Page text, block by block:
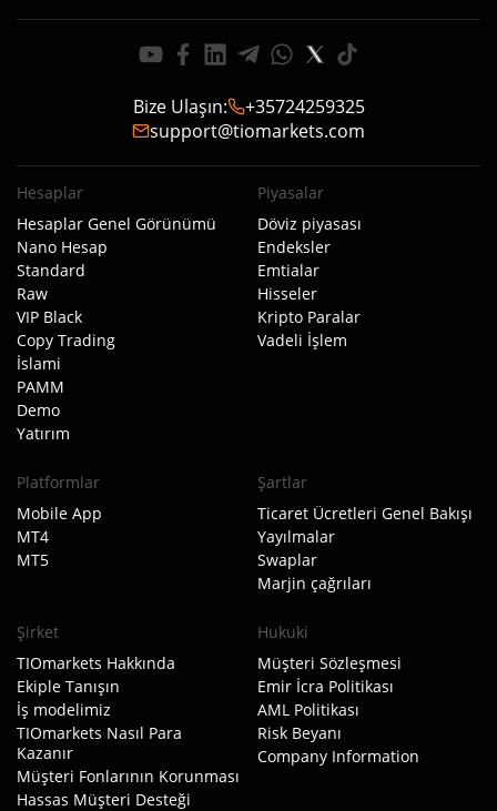
Bize Ulaşın:
+35724259325
support@tiomarkets.com
Hesaplar
Hesaplar Genel Görünümü
Nano Hesap
Standard
Raw
VIP Black
Copy Trading
İslami
PAMM
Demo
Yatırım
Piyasalar
Döviz piyasası
Endeksler
Emtialar
Hisseler
Kripto Paralar
Vadeli İşlem
Platformlar
Mobile App
MT4
MT5
Şartlar
Ticaret Ücretleri Genel Bakışı
Yayılmalar
Swaplar
Marjin çağrıları
Şirket
TIOmarkets Hakkında
Ekiple Tanışın
İş modelimiz
TIOmarkets Nasıl Para
Kazanır
Müşteri Fonlarının Korunması
Hassas Müşteri Desteği
Hukuki
Müşteri Sözleşmesi
Emir İcra Politikası
AML Politikası
Risk Beyanı
Company Information